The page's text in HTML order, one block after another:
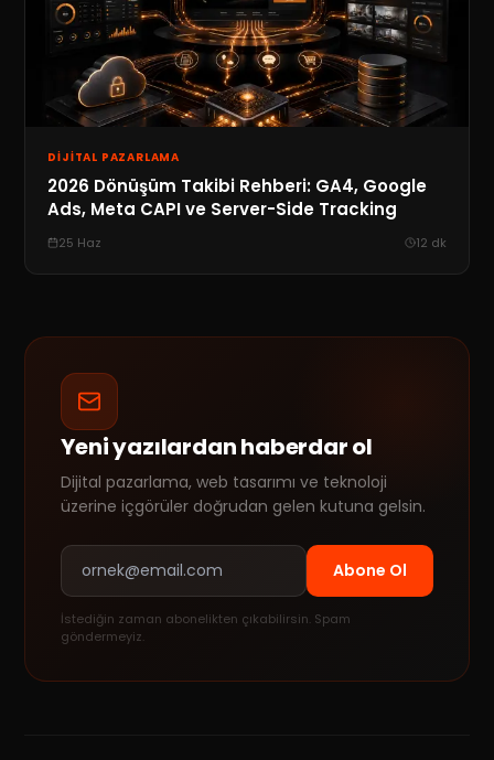
DIJITAL PAZARLAMA
2026 Dönüşüm Takibi Rehberi: GA4, Google
Ads, Meta CAPI ve Server-Side Tracking
25 Haz 12 dk
Yeni yazılardan haberdar ol
Dijital pazarlama, web tasarımı ve teknoloji
üzerine içgörüler doğrudan gelen kutuna gelsin.
Abone Ol
İstediğin zaman abonelikten çıkabilirsin. Spam
göndermeyiz.